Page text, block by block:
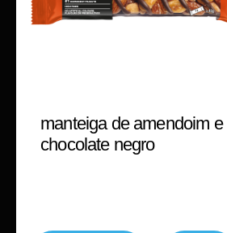
manteiga de amendoim e
chocolate negro